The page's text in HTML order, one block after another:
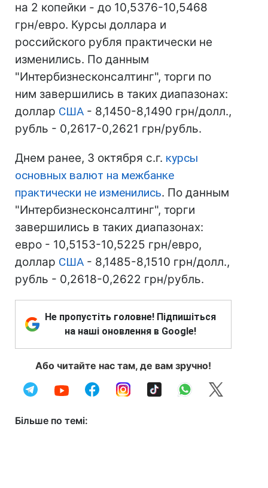
на 2 копейки - до 10,5376-10,5468
грн/евро. Курсы доллара и
российского рубля практически не
изменились. По данным
"Интербизнесконсалтинг", торги по
ним завершились в таких диапазонах:
доллар США - 8,1450-8,1490 грн/долл.,
рубль - 0,2617-0,2621 грн/рубль.
Днем ранее, 3 октября с.г. курсы
основных валют на межбанке
практически не изменились. По данным
"Интербизнесконсалтинг", торги
завершились в таких диапазонах:
евро - 10,5153-10,5225 грн/евро,
доллар США - 8,1485-8,1510 грн/долл.,
рубль - 0,2618-0,2622 грн/рубль.
Не пропустіть головне! Підпишіться
на наші оновлення в Google!
Або читайте нас там, де вам зручно!
Більше по темі: